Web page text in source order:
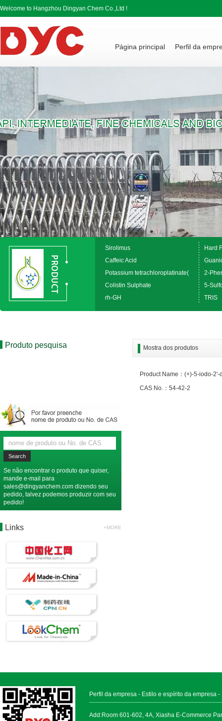
Welcome to Hangzhou Dingyan Chem Co.,Ltd !
Página principal Perfil da
Sirolimus
Hard
Caffeic Acid
Potassium tetrachloroplatinate(
2-
Colistin Sulphate
5-
rh-GH
TRIS
Produto pesquisa
Se não encontrar o produto que quiser,
mande e-mail para
sales@dingyanchem.com dizendo seu
pedido, talvez podemos produzir com seu
pedido!
Links +MORE
Mostra dos produtos
Product Name：(+)-5-iodo-
CAS No.：54-42-2
Perfil da empresa - Estilo e espírito da empresa -
Add:Room 601-602, 4A, Xiasha E-Commerce